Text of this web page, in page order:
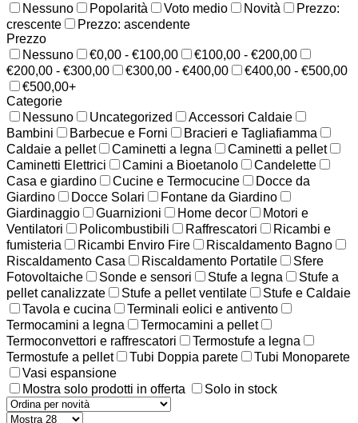
Nessuno
Popolarità Voto medio Novità
Prezzo:
crescente
Prezzo: ascendente
Prezzo
Nessuno
€0,00 - €100,00
€100,00 - €200,00
€200,00 - €300,00
€300,00 - €400,00
€400,00 - €500,00
€500,00+
Categorie
Nessuno
Uncategorized
Accessori Caldaie
Bambini
Barbecue e Forni
Bracieri e Tagliafiamma
Caldaie a pellet
Caminetti a legna
Caminetti a pellet
Caminetti Elettrici
Camini a Bioetanolo
Candelette
Casa e giardino
Cucine e Termocucine
Docce da
Giardino
Docce Solari
Fontane da Giardino
Giardinaggio
Guarnizioni Home decor
Motori e
Ventilatori
Policombustibili Raffrescatori
Ricambi e
fumisteria
Ricambi Enviro Fire
Riscaldamento Bagno
Riscaldamento Casa
Riscaldamento Portatile
Sfere
Fotovoltaiche
Sonde e sensori Stufe a legna
Stufe a
pellet canalizzate
Stufe a pellet ventilate
Stufe e Caldaie
Tavola e cucina
Terminali eolici e antivento
Termocamini a legna
Termocamini a pellet
Termoconvettori e raffrescatori
Termostufe a legna
Termostufe a pellet
Tubi Doppia parete
Tubi Monoparete
Vasi espansione
Mostra solo prodotti in offerta
Solo in stock